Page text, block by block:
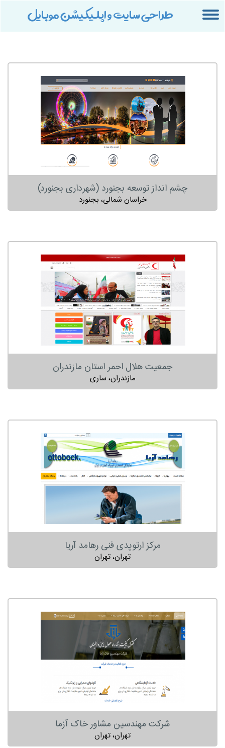
Toggle
طراحی سایت و اپلیکیشن موبایل
چشم انداز توسعه بجنورد (شهرداری بجنورد)
خراسان شمالی، بجنورد
جمعیت هلال احمر استان مازندران
مازندران، ساری
مرکز ارتوپدی فنی رهامد آریا
تهران، تهران
شرکت مهندسین مشاور خاک آزما
تهران، تهران